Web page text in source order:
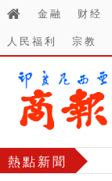
金融 财经
人民福利
宗教
熱點新聞